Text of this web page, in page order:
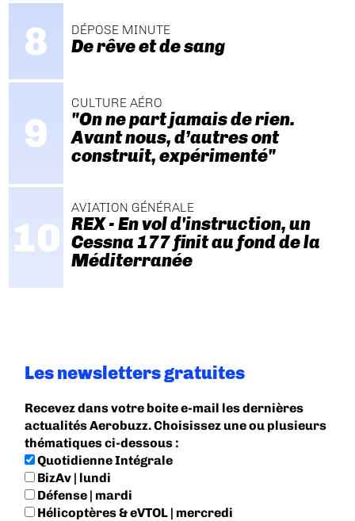
DÉPOSE MINUTE
De rêve et de sang
CULTURE AÉRO
"On ne part jamais de rien.
Avant nous, d’autres ont
construit, expérimenté"
AVIATION GÉNÉRALE
REX - En vol d'instruction, un
Cessna 177 finit au fond de la
Méditerranée
Les newsletters gratuites
Recevez dans votre boite e-mail les dernières
actualités Aerobuzz. Choisissez une ou plusieurs
thématiques ci-dessous :
Quotidienne Intégrale
BizAv | lundi
Défense | mardi
Hélicoptères & eVTOL | mercredi